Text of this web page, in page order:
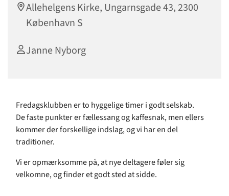
Allehelgens Kirke, Ungarnsgade 43, 2300
København S
Janne Nyborg
Fredagsklubben er to hyggelige timer i godt selskab.
De faste punkter er fællessang og kaffesnak, men ellers
kommer der forskellige indslag, og vi har en del
traditioner.
Vi er opmærksomme på, at nye deltagere føler sig
velkomne, og finder et godt sted at sidde.